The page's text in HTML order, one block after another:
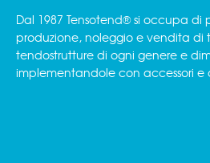
Dal 1987 Tensotend® si occupa di
produzione, noleggio e vendita di
tendostrutture di ogni genere e
implementandole con accessori e